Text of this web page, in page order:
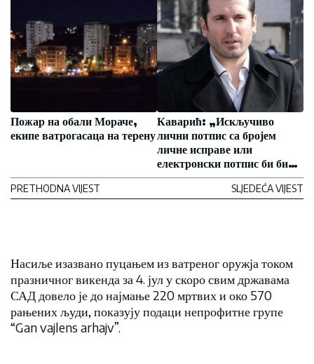
Пожар на обали Мораче,
екипе ватрогасаца на терену
PRETHODNA VIJEST
Каварић: „Искључиво
лични потпис са бројем
личне исправе или
електронски потпис би били
једини начин да су петиција
и потписници веродостојни
SLJEDEĆA VIJEST
Насиље изазвано пуцањем из ватреног оружја током
празничног викенда за 4. јул у скоро свим државама
САД довело је до најмање 220 мртвих и око 570
рањених људи, показују подаци непрофитне групе
“Gan vajlens arhajv”.